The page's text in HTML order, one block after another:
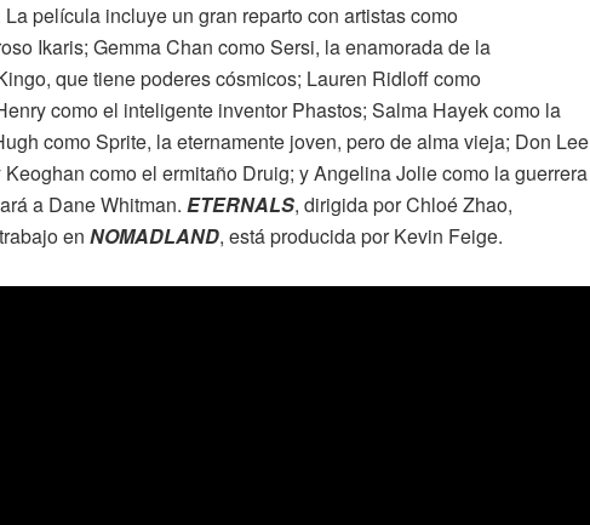
película incluye un gran reparto con artistas como
Ikaris; Gemma Chan como Sersi, la enamorada de la
que tiene poderes cósmicos; Lauren Ridloff como
como el inteligente inventor Phastos; Salma Hayek como la
como Sprite, la eternamente joven, pero de alma vieja; Don Lee
como el ermitaño Druig; y Angelina Jolie como la guerrera
a Dane Whitman. ETERNALS, dirigida por Chloé Zhao,
en NOMADLAND, está producida por Kevin Feige.